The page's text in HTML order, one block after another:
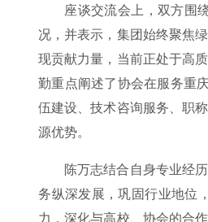
座谈交流会上，双方围
况，并表示，集团始终聚焦
现贡献力量，当前正处于高
勤重点阐述了协会在服务重
伍建设、技术咨询服务、职
源优势。
陈万志结合自身专业经
务纵深发展，巩固行业地位
力，深化与高校、协会的合